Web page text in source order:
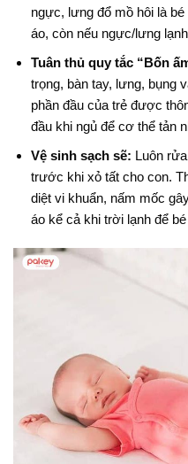
ngực, lưng đổ mồ hôi là
áo, còn nếu ngực/lưng
Tuân thủ quy tắc “Bốn
trọng, bàn tay, lưng, bụng
phần đầu của trẻ được
đầu khi ngủ để cơ thể tản
Vệ sinh sạch sẽ: Luôn
trước khi xỏ tất cho con.
diệt vi khuẩn, nấm mốc
áo kể cả khi trời lạnh để